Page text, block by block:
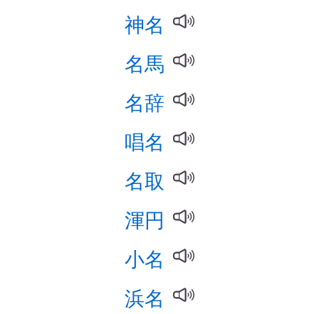
神名
名馬
名辞
唱名
名取
渾円
小名
浜名